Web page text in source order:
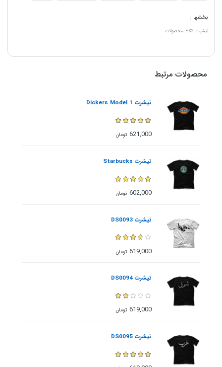
بخشها :
تیشرت EX2 محصولات
محصولات مرتبط
تیشرت Dickers Model 1
621,000 تومان
تیشرت Starbucks
602,000 تومان
تیشرت DS0093
619,000 تومان
تیشرت DS0094
619,000 تومان
تیشرت DS0095